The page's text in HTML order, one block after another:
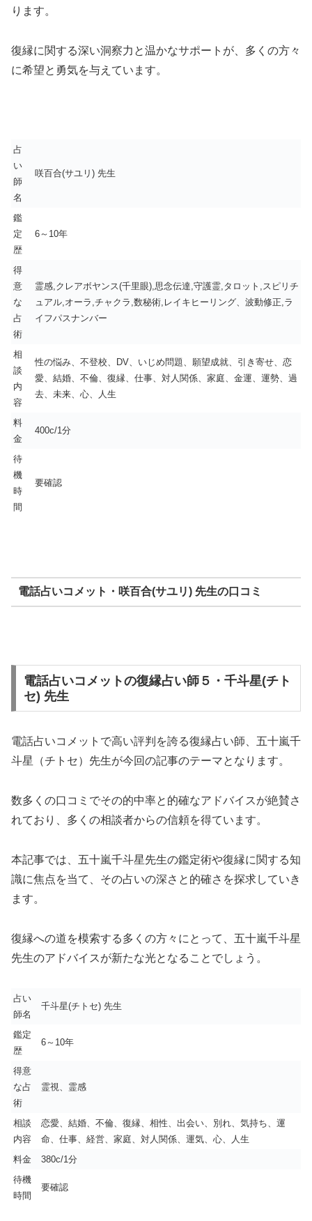
ります。
復縁に関する深い洞察力と温かなサポートが、多くの方々
に希望と勇気を与えています。
占
い
師
名
咲百合(サユリ) 先生
鑑
定
歴
6～10年
得
意
な
占
術
霊感,クレアボヤンス(千里眼),思念伝達,守護霊,タロット,スピリチ
ュアル,オーラ,チャクラ,数秘術,レイキヒーリング、波動修正,ラ
イフパスナンバー
相
談
内
容
性の悩み、不登校、DV、いじめ問題、願望成就、引き寄せ、恋
愛、結婚、不倫、復縁、仕事、対人関係、家庭、金運、運勢、過
去、未来、心、人生
料
金
400c/1分
待
機
時
間
要確認
電話占いコメット・咲百合(サユリ) 先生の口コミ
電話占いコメットの復縁占い師５・千斗星(チト
セ) 先生
電話占いコメットで高い評判を誇る復縁占い師、五十嵐千
斗星（チトセ）先生が今回の記事のテーマとなります。
数多くの口コミでその的中率と的確なアドバイスが絶賛さ
れており、多くの相談者からの信頼を得ています。
本記事では、五十嵐千斗星先生の鑑定術や復縁に関する知
識に焦点を当て、その占いの深さと的確さを探求していき
ます。
復縁への道を模索する多くの方々にとって、五十嵐千斗星
先生のアドバイスが新たな光となることでしょう。
占い
師名
千斗星(チトセ) 先生
鑑定
歴
6～10年
得意
な占
術
霊視、霊感
相談
内容
恋愛、結婚、不倫、復縁、相性、出会い、別れ、気持ち、運
命、仕事、経営、家庭、対人関係、運気、心、人生
料金
380c/1分
待機
時間
要確認